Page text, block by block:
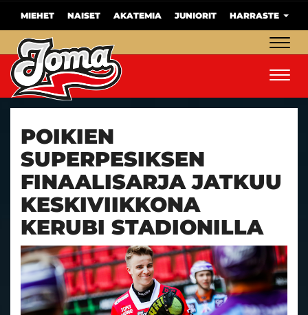
MIEHET NAISET AKATEMIA JUNIORIT HARRASTE
POIKIEN
SUPERPESIKSEN
FINAALISARJA JATKUU
KESKIVIIKKONA
KERUBI STADIONILLA